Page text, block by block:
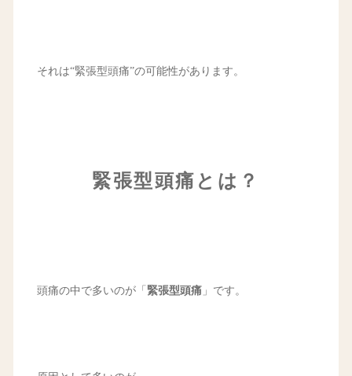
それは“緊張型頭痛”の可能性があります。
緊張型頭痛とは？
頭痛の中で多いのが「 緊張型頭痛」です。